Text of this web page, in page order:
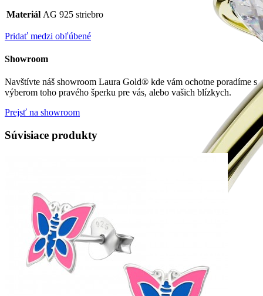
Materiál AG 925 striebro
Pridať medzi obľúbené
Showroom
Navštívte náš showroom Laura Gold® kde vám ochotne poradíme s
výberom toho pravého šperku pre vás, alebo vašich blízkych.
Prejsť na showroom
Súvisiace produkty